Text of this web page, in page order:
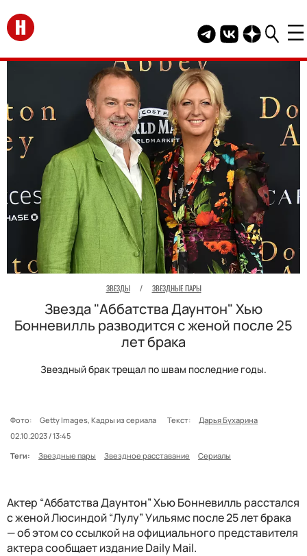
Перейти на главную
Telegram канал
Группа HELLO
Канал
ЗВЕЗДЫ / ЗВЕЗДНЫЕ ПАРЫ
Звезда "Аббатства Даунтон" Хью
Бонневилль разводится с женой после 25
лет брака
Звездный брак трещал по швам последние годы.
Фото: Getty Images, Кадры из сериала Текст:
Дарья Бухарина
02.10.2023 / 13:45
Теги:
Звездные пары Звездное расставание Сериалы
Актер “Аббатства Даунтон” Хью Бонневилль расстался
с женой Люсиндой “Лулу” Уильямс после 25 лет брака
— об этом со ссылкой на официального представителя
актера сообщает издание Daily Mail.